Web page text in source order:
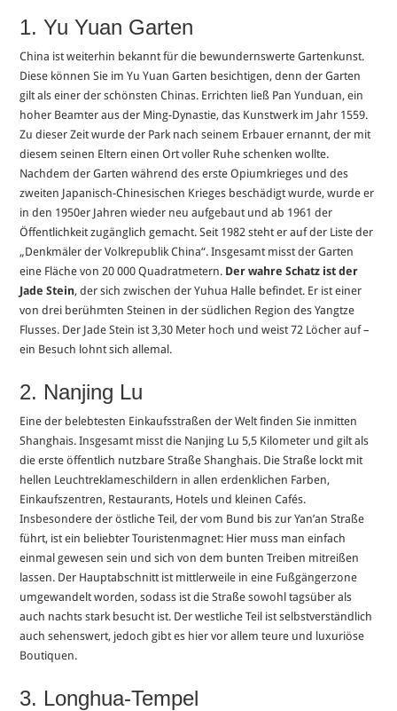
1. Yu Yuan Garten
China ist weiterhin bekannt für die bewundernswerte Gartenkunst.
Diese können Sie im Yu Yuan Garten besichtigen, denn der Garten
gilt als einer der schönsten Chinas. Errichten ließ Pan Yunduan, ein
hoher Beamter aus der Ming-Dynastie, das Kunstwerk im Jahr 1559.
Zu dieser Zeit wurde der Park nach seinem Erbauer ernannt, der mit
diesem seinen Eltern einen Ort voller Ruhe schenken wollte.
Nachdem der Garten während des erste Opiumkrieges und des
zweiten Japanisch-Chinesischen Krieges beschädigt wurde, wurde er
in den 1950er Jahren wieder neu aufgebaut und ab 1961 der
Öffentlichkeit zugänglich gemacht. Seit 1982 steht er auf der Liste der
„Denkmäler der Volkrepublik China“. Insgesamt misst der Garten
eine Fläche von 20 000 Quadratmetern. Der wahre Schatz ist der
Jade Stein, der sich zwischen der Yuhua Halle befindet. Er ist einer
von drei berühmten Steinen in der südlichen Region des Yangtze
Flusses. Der Jade Stein ist 3,30 Meter hoch und weist 72 Löcher auf –
ein Besuch lohnt sich allemal.
2. Nanjing Lu
Eine der belebtesten Einkaufsstraßen der Welt finden Sie inmitten
Shanghais. Insgesamt misst die Nanjing Lu 5,5 Kilometer und gilt als
die erste öffentlich nutzbare Straße Shanghais. Die Straße lockt mit
hellen Leuchtreklameschildern in allen erdenklichen Farben,
Einkaufszentren, Restaurants, Hotels und kleinen Cafés.
Insbesondere der östliche Teil, der vom Bund bis zur Yan’an Straße
führt, ist ein beliebter Touristenmagnet: Hier muss man einfach
einmal gewesen sein und sich von dem bunten Treiben mitreißen
lassen. Der Hauptabschnitt ist mittlerweile in eine Fußgängerzone
umgewandelt worden, sodass ist die Straße sowohl tagsüber als
auch nachts stark besucht ist. Der westliche Teil ist selbstverständlich
auch sehenswert, jedoch gibt es hier vor allem teure und luxuriöse
Boutiquen.
3. Longhua-Tempel